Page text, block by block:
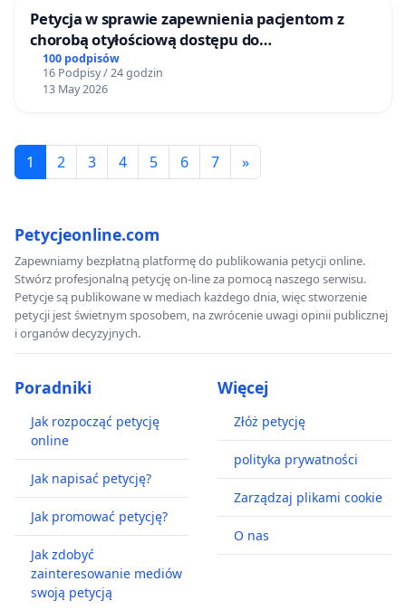
Petycja w sprawie zapewnienia pacjentom z
chorobą otyłościową dostępu do
kompleksowego leczenia oraz programów
profilaktycznych.
100 podpisów
16 Podpisy / 24 godzin
13 May 2026
1 2 3 4 5 6 7 »
Petycjeonline.com
Zapewniamy bezpłatną platformę do publikowania petycji online.
Stwórz profesjonalną petycję on-line za pomocą naszego serwisu.
Petycje są publikowane w mediach każdego dnia, więc stworzenie
petycji jest świetnym sposobem, na zwrócenie uwagi opinii publicznej
i organów decyzyjnych.
Poradniki
Jak rozpocząć petycję
online
Jak napisać petycję?
Jak promować petycję?
Jak zdobyć
zainteresowanie mediów
swoją petycją
Więcej
Złóż petycję
polityka prywatności
Zarządzaj plikami cookie
O nas